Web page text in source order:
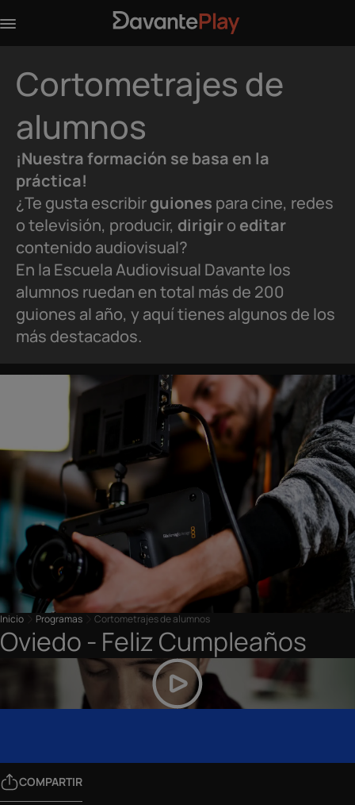
Cortometrajes de
alumnos
¡Nuestra formación se basa en la
práctica!
¿Te gusta escribirguiones para cine, redes
o televisión, producir, dirigiro editar
contenido audiovisual?
En la Escuela Audiovisual Davante los
alumnos ruedan en total más de 200
guiones al año, y aquí tienes algunos de los
más destacados.
Inicio Programas Cortometrajes de alumnos
Oviedo - Feliz Cumpleaños
COMPARTIR